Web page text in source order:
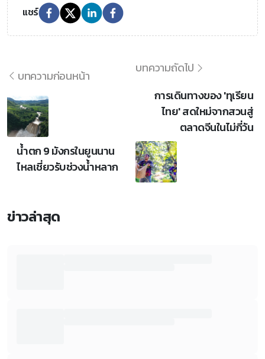
แชร์
บทความก่อนหน้า
น้ำตก 9 มังกรในยูนนาน
ไหลเชี่ยวรับช่วงน้ำหลาก
บทความถัดไป
การเดินทางของ 'ทุเรียน
ไทย' สดใหม่จากสวนสู่
ตลาดจีนในไม่กี่วัน
ข่าวล่าสุด